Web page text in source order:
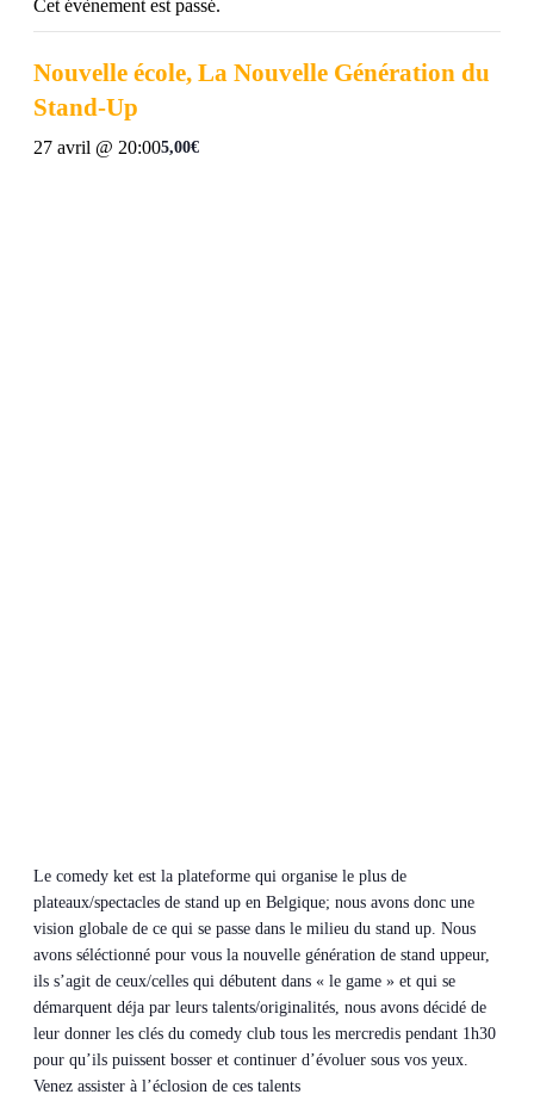
Cet évènement est passé.
Nouvelle école, La Nouvelle Génération du
Stand-Up
27 avril @ 20:005,00€
Le comedy ket est la plateforme qui organise le plus de
plateaux/spectacles de stand up en Belgique; nous avons donc une
vision globale de ce qui se passe dans le milieu du stand up. Nous
avons séléctionné pour vous la nouvelle génération de stand uppeur,
ils s’agit de ceux/celles qui débutent dans « le game » et qui se
démarquent déja par leurs talents/originalités, nous avons décidé de
leur donner les clés du comedy club tous les mercredis pendant 1h30
pour qu’ils puissent bosser et continuer d’évoluer sous vos yeux.
Venez assister à l’éclosion de ces talents